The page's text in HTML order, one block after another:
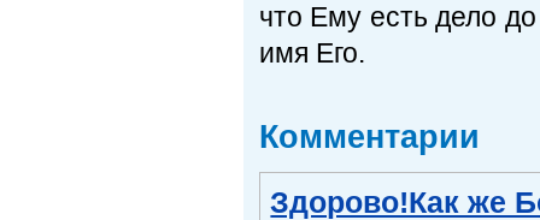
что Ему есть дело
имя Его.
Комментарии
Здорово!Как же